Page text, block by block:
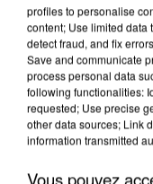
profiles to personalise
content; Use limited data
detect fraud, and fix
Save and communicate
process personal data
following functionalities:
requested; Use precise
other data sources; Link
information transmitted
Vous pouvez